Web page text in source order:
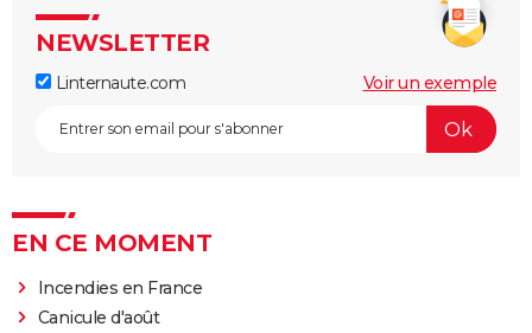
NEWSLETTER
Linternaute.com Voir un exemple
EN CE MOMENT
Incendies en France
Canicule d'août